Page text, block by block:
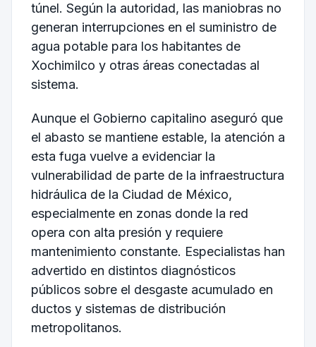
túnel. Según la autoridad, las maniobras no
generan interrupciones en el suministro de
agua potable para los habitantes de
Xochimilco y otras áreas conectadas al
sistema.
Aunque el Gobierno capitalino aseguró que
el abasto se mantiene estable, la atención a
esta fuga vuelve a evidenciar la
vulnerabilidad de parte de la infraestructura
hidráulica de la Ciudad de México,
especialmente en zonas donde la red
opera con alta presión y requiere
mantenimiento constante. Especialistas han
advertido en distintos diagnósticos
públicos sobre el desgaste acumulado en
ductos y sistemas de distribución
metropolitanos.